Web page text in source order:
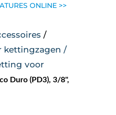
ONLINE >>
/
kettingzagen /
voor
Duro (PD3), 3/8",